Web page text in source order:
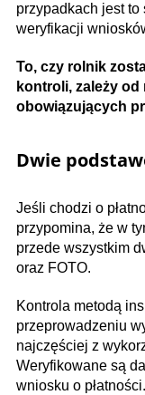
przypadkach jest to
weryfikacji
To, czy rolnik
kontroli, zależy
obowiązujących
Dwie
Jeśli chodzi o
przypomina, że w
przede wszystkim
oraz FOTO.
Kontrola metodą
przeprowadzeniu
najczęściej z
Weryfikowane są
wniosku o płatności.